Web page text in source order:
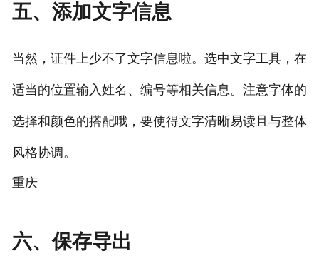
五、添加文字信息
当然，证件上少不了文字信息啦。选中文字工具，在
适当的位置输入姓名、编号等相关信息。注意字体的
选择和颜色的搭配哦，要使得文字清晰易读且与整体
风格协调。
重庆
六、保存导出